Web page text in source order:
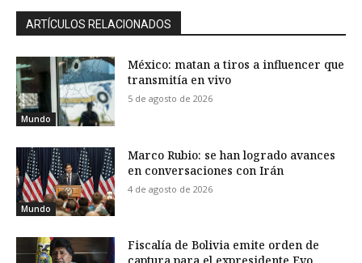
ARTÍCULOS RELACIONADOS
Mundo
México: matan a tiros a influencer que
transmitía en vivo
5 de agosto de 2026
Mundo
Marco Rubio: se han logrado avances
en conversaciones con Irán
4 de agosto de 2026
Fiscalía de Bolivia emite orden de